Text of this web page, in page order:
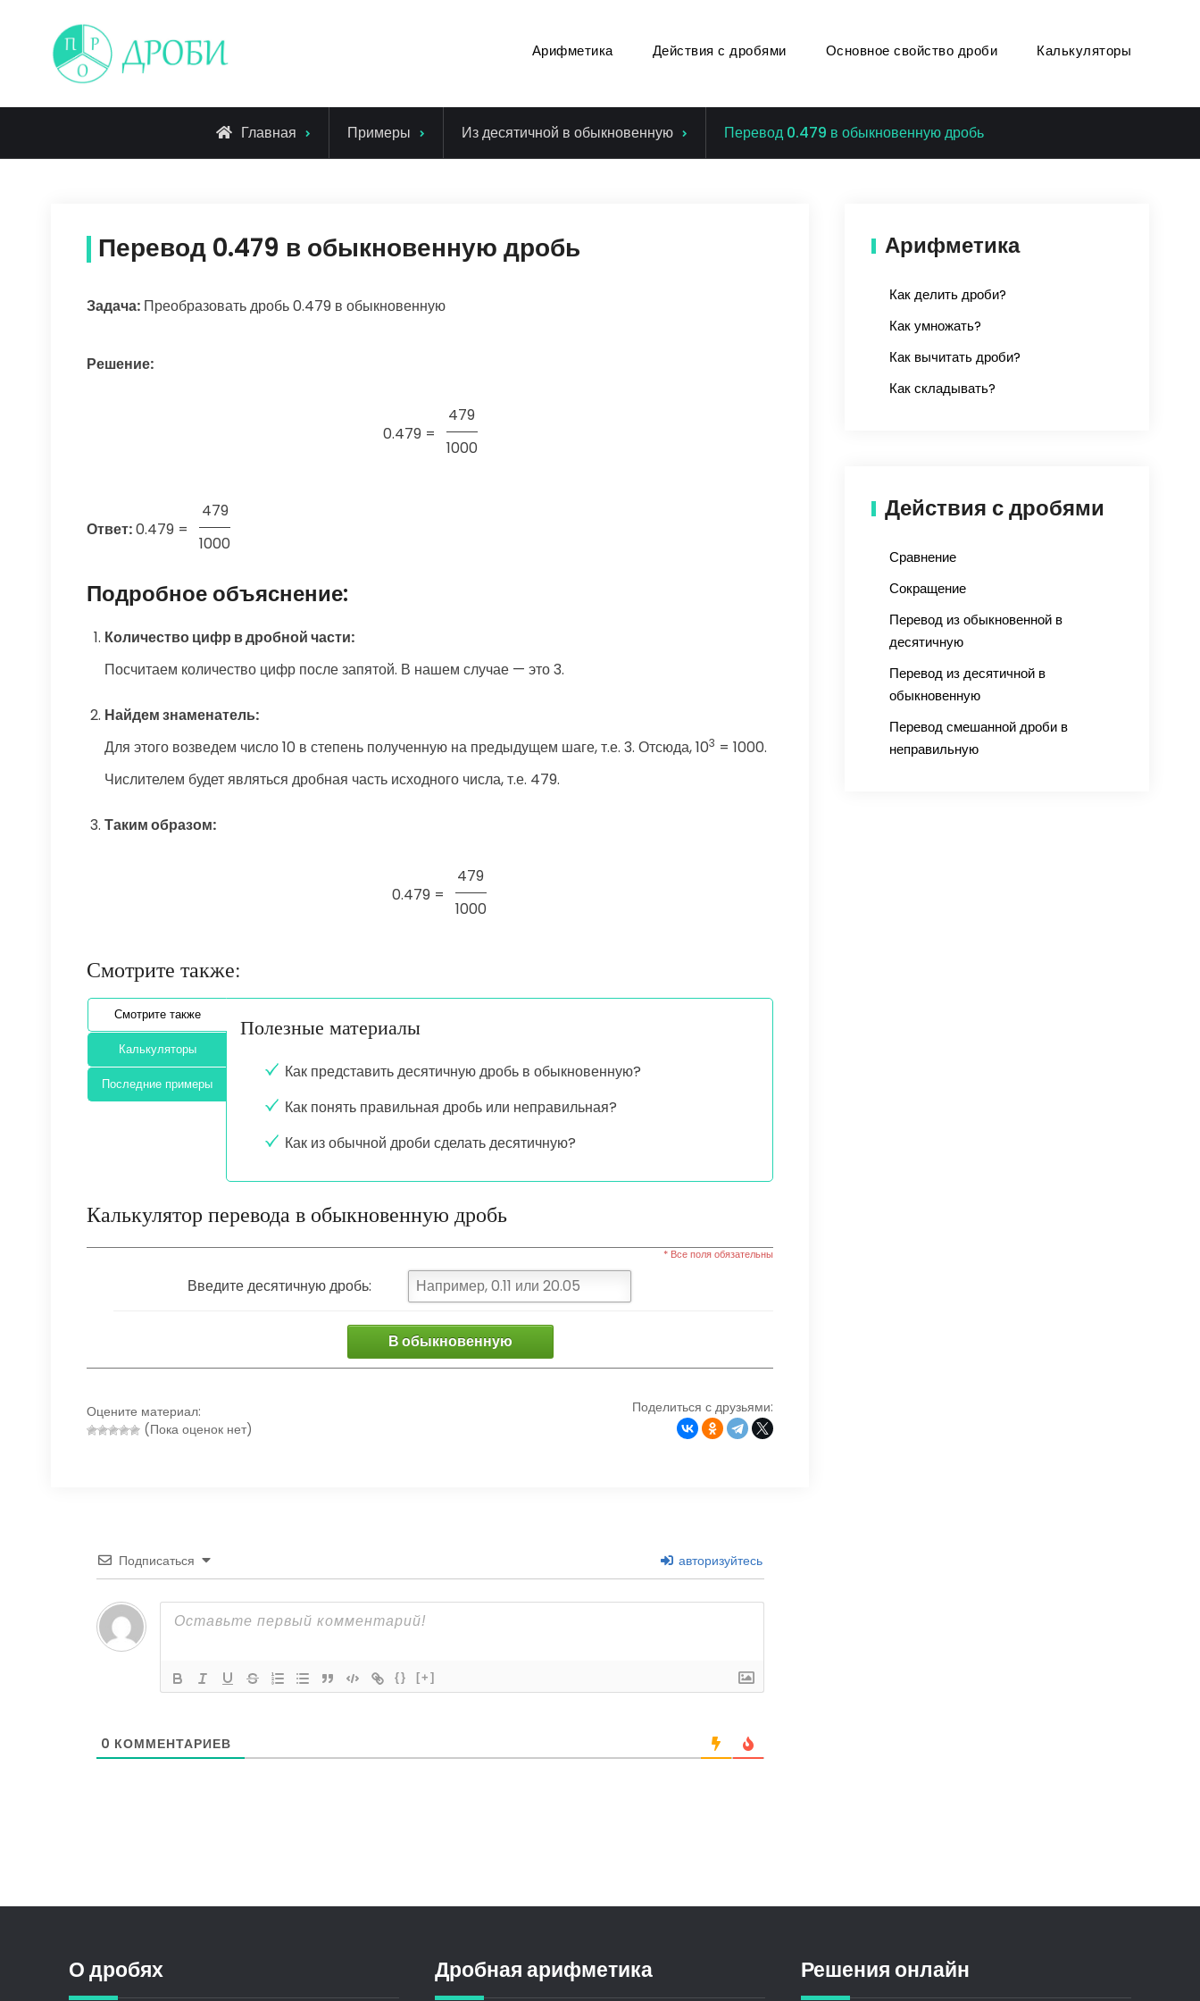
content
Арифметика Действия с дробями Основное свойство дроби Калькуляторы
Главная Примеры Из десятичной в обыкновенную Перевод 0.479 в обыкновенную дробь
Перевод 0.479 в обыкновенную дробь
Задача: Преобразовать дробь 0.479 в обыкновенную
Решение:
0.479 =
479
1000
Ответ:0.479 =
479
1000
Подробное объяснение:
Количество цифр в дробной части:
Посчитаем количество цифр после запятой. В нашем случае — это 3.
Найдем знаменатель:
Для этого возведем число 10 в степень полученную на предыдущем шаге, т.е. 3. Отсюда, 103 = 1000.
Числителем будет являться дробная часть исходного числа, т.е. 479.
Таким образом:
0.479 =
479
1000
Смотрите также:
Смотрите также
Калькуляторы
Последние примеры
Полезные материалы
Как представить десятичную дробь в обыкновенную?
Как понять правильная дробь или неправильная?
Как из обычной дроби сделать десятичную?
Калькулятор перевода в обыкновенную дробь
* Все поля обязательны
Введите десятичную дробь:
В обыкновенную
Оцените материал:
(Пока оценок нет)
Поделиться с друзьями:
Подписаться авторизуйтесь
{} [+]
0 КОММЕНТАРИЕВ
Арифметика
Как делить дроби?
Как умножать?
Как вычитать дроби?
Как складывать?
Действия с дробями
Сравнение
Сокращение
Перевод из обыкновенной в
десятичную
Перевод из десятичной в
обыкновенную
Перевод смешанной дроби в
неправильную
О дробях Дробная арифметика Решения онлайн